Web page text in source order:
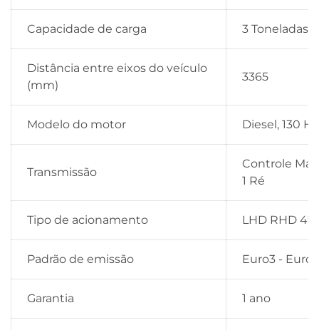
Capacidade de carga 3 Toneladas -
Distância entre eixos do veículo
(mm)
3365
Modelo do motor Diesel, 130
Transmissão
Controle
1 Ré
Tipo de acionamento LHD RHD 4*2
Padrão de emissão Euro3 - Euro6
Garantia 1 ano